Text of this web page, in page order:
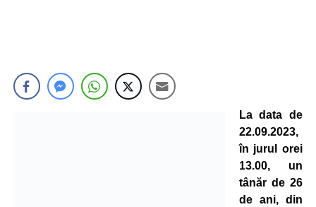
La data de
22.09.2023,
în jurul orei
13.00, un
tânăr de 26
de ani, din